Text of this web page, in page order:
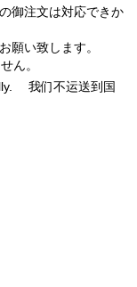
御注文は対応できか
願い致します。
ん。
我们不运送到国